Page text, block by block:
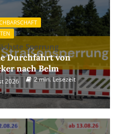
Sperrung
Durchfahrt von
nach Belm
2026 2 min. Lesezeit